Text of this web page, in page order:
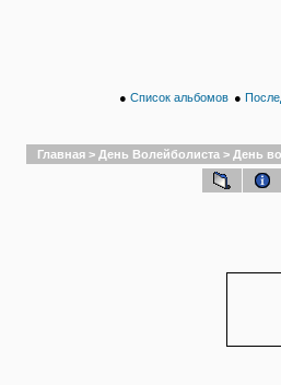
● Список альбомов ●
Главная > День Волейболиста > День